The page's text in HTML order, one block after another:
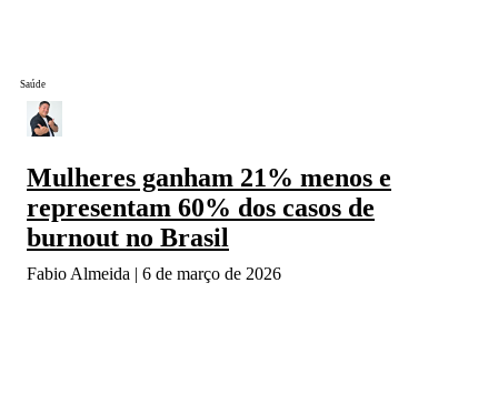
Saúde
Mulheres ganham 21% menos e
representam 60% dos casos de
burnout no Brasil
Fabio Almeida 6 de março de 2026